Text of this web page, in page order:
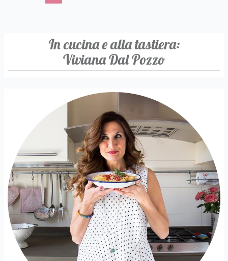
In cucina e alla tastiera:
Viviana Dal Pozzo